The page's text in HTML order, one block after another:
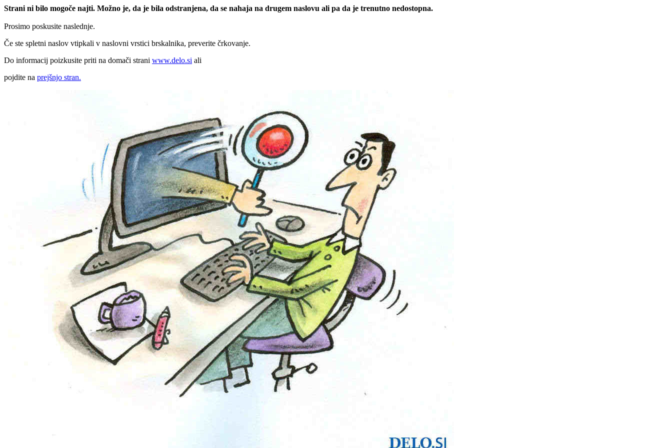
Strani ni bilo mogoče najti. Možno je, da je bila odstranjena, da se nahaja na drugem naslovu ali pa da je trenutno nedostopna.
Prosimo poskusite naslednje.
Če ste spletni naslov vtipkali v naslovni vrstici brskalnika, preverite črkovanje.
Do informacij poizkusite priti na domači strani www.delo.si ali
pojdite na prejšnjo stran.